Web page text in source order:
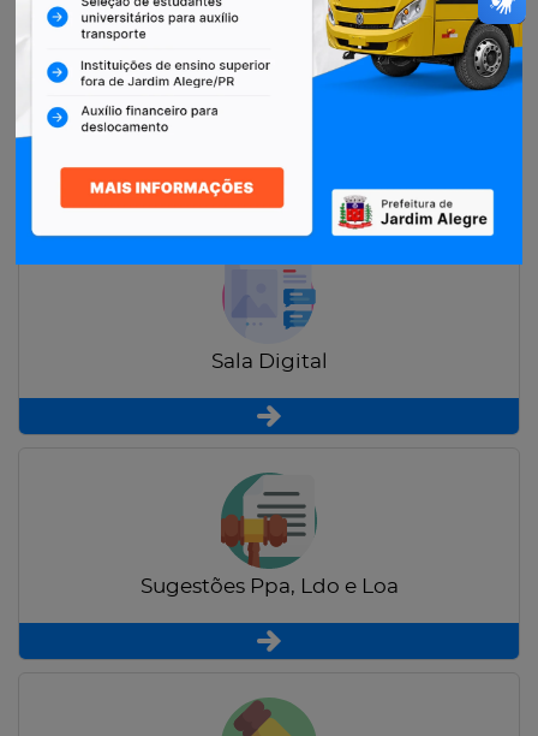
Restituição de Contribuintes
Sala Digital
Sugestões Ppa, Ldo e Loa